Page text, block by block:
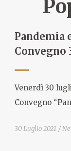
Convegno
Venerdì 30
Convegno
30 Luglio 2021